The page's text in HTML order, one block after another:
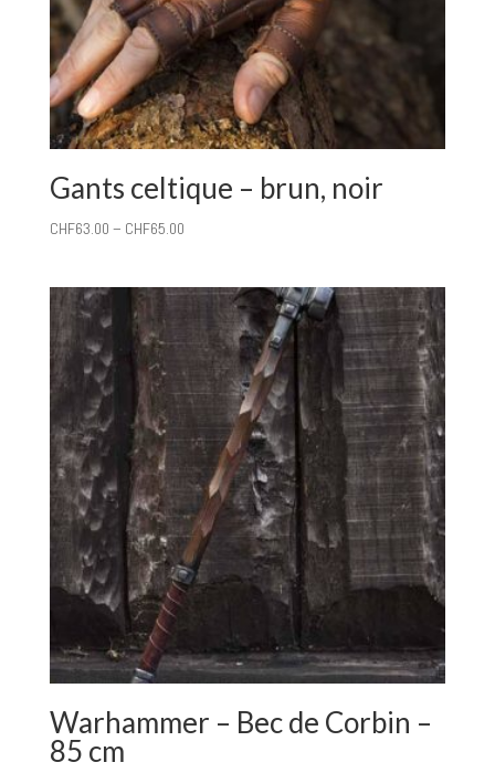
Gants celtique – brun, noir
CHF63.00 – CHF65.00
Warhammer – Bec de Corbin –
85 cm